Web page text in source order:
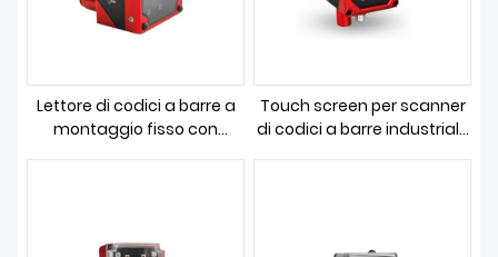
Lettore di codici a barre a
montaggio fisso con
Touch screen per scanner
di codici a barre industriale